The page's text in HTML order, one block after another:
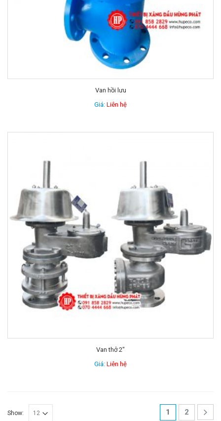
Van hồi lưu
Giá: Liên hệ
Van thở 2″
Giá: Liên hệ
Show: 1 2